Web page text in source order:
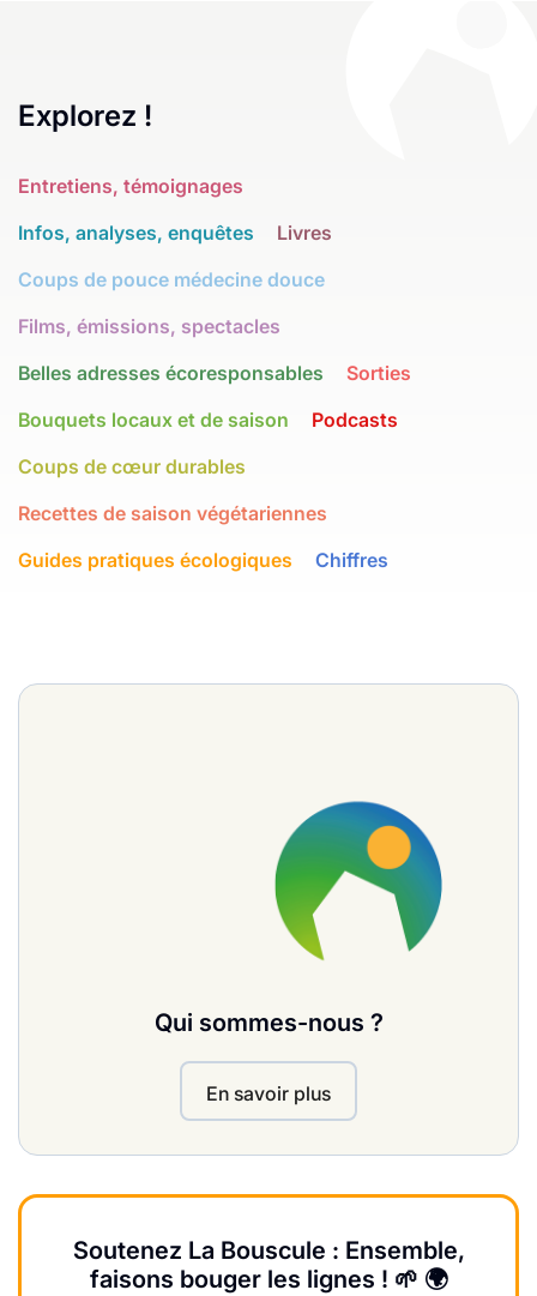
Explorez !
Entretiens, témoignages
Infos, analyses, enquêtes
Livres
Coups de pouce médecine douce
Films, émissions, spectacles
Belles adresses écoresponsables
Sorties
Bouquets locaux et de saison
Podcasts
Coups de cœur durables
Recettes de saison végétariennes
Guides pratiques écologiques
Chiffres
Qui sommes-nous ?
En savoir plus
Soutenez La Bouscule : Ensemble,
faisons bouger les lignes ! 🌱 🌍